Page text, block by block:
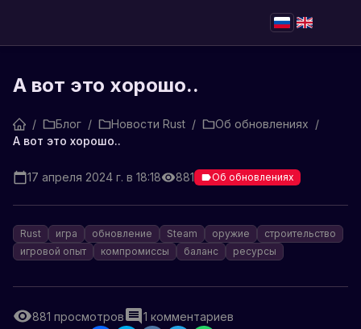
А вот это хорошо..
/ Блог / Новости Rust / Об обновлениях /
А вот это хорошо..
17 апреля 2024 г. в 18:18 881 Об обновлениях
Rust игра обновление Steam оружие
строительство
игровой опыт
компромиссы баланс ресурсы
881 просмотров 1 комментариев